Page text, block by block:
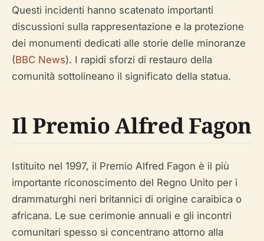
Questi incidenti hanno scatenato importanti
discussioni sulla rappresentazione e la protezione
dei monumenti dedicati alle storie delle minoranze
(BBC News). I rapidi sforzi di restauro della
comunità sottolineano il significato della statua.
Il Premio Alfred Fagon
Istituito nel 1997, il Premio Alfred Fagon è il più
importante riconoscimento del Regno Unito per i
drammaturghi neri britannici di origine caraibica o
africana. Le sue cerimonie annuali e gli incontri
comunitari spesso si concentrano attorno alla